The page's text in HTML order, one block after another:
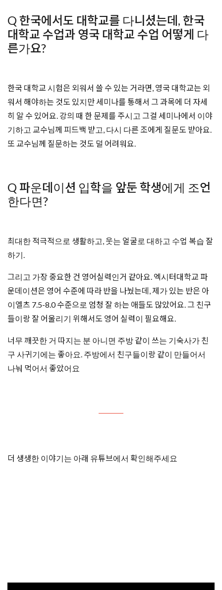
Q 한국에서도 대학교를 다니셨는데, 한국
대학교 수업과 영국 대학교 수업 어떻게 다
른가요?
한국 대학교 시험은 외워서 쓸 수 있는 거라면, 영국 대학교는 외
워서 해야하는 것도 있지만 세미나를 통해서 그 과목에 더 자세
히 알 수 있어요. 강의 때 한 문제를 주시고 그걸 세미나에서 이야
기하고 교수님께 피드백 받고, 다시 다른 조에게 질문도 받아요.
또 교수님께 질문하는 것도 덜 어려워요.
Q 파운데이션 입학을 앞둔 학생에게 조언
한다면?
최대한 적극적으로 생활하고, 웃는 얼굴로 대하고 수업 복습 잘
하기.
그리고 가장 중요한 건 영어실력인거 같아요. 엑시터대학교 파
운데이션은 영어 수준에 따라 반을 나눴는데, 제가 있는 반은 아
이엘츠 7.5-8.0 수준으로 엄청 잘 하는 애들도 많았어요. 그 친구
들이랑 잘 어울리기 위해서도 영어 실력이 필요해요.
너무 깨끗한 거 따지는 분 아니면 주방 같이 쓰는 기숙사가 친
구 사귀기에는 좋아요. 주방에서 친구들이랑 같이 만들어서
나눠 먹어서 좋았어요
더 생생한 이야기는 아래 유튜브에서 확인해주세요